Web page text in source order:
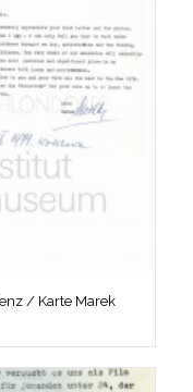
/ Karte Marek